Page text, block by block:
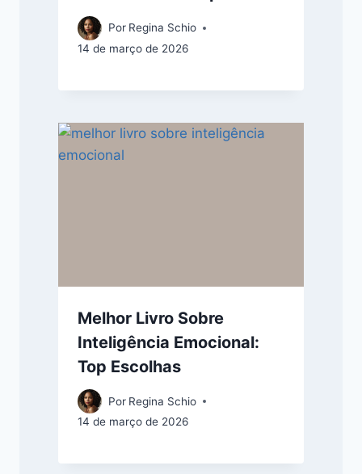
Por Regina Schio
14 de março de 2026
Melhor Livro Sobre
Inteligência Emocional:
Top Escolhas
Por Regina Schio
14 de março de 2026